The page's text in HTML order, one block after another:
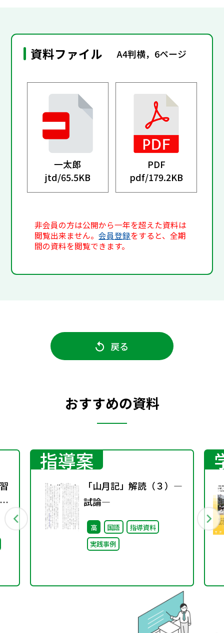
資料ファイル A4判横，6ページ
一太郎
jtd/65.5KB
PDF
pdf/179.2KB
非会員の方は公開から一年を超えた資料は
閲覧出来ません。会員登録をすると、全期
間の資料を閲覧できます。
戻る
おすすめの資料
指導案
「山月記」解読（３）―
試論―
高 国語
指導資料
実践事例